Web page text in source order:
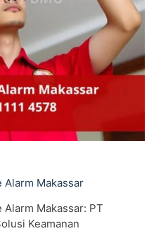
Alarm Makassar
Alarm Makassar: PT
Keamanan